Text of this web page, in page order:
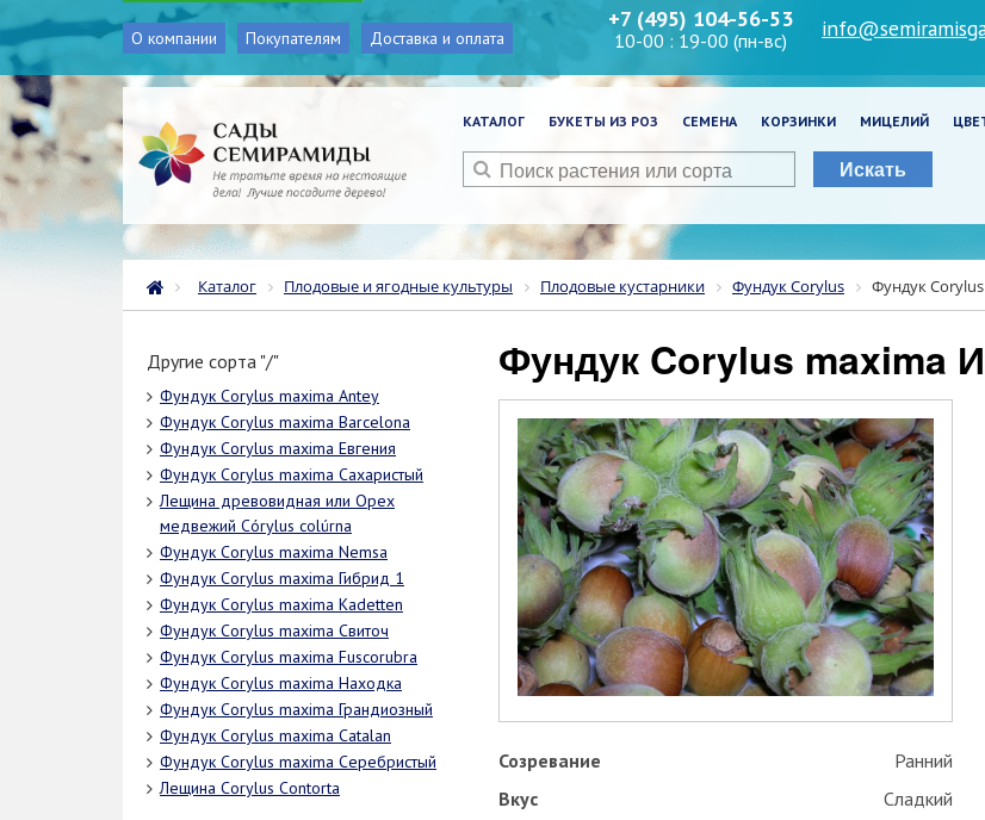
О компании Покупателям Доставка и оплата
+7 (495) 104-56-53
10-00 : 19-00 (пн-вс)
КАТАЛОГ БУКЕТЫ ИЗ РОЗ СЕМЕНА КОРЗИНКИ МИЦЕЛИЙ
Искать
Каталог Плодовые и ягодные культуры Плодовые кустарники Фундук Corylus Фундук
Другие сорта "/"
Фундук Corylus maxima Antey
Фундук Corylus maxima Barcelona
Фундук Corylus maxima Евгения
Фундук Corylus maxima Сахаристый
Лещина древовидная или Орех
медвежий Córylus colúrna
Фундук Corylus maxima Nemsa
Фундук Corylus maxima Гибрид 1
Фундук Corylus maxima Кadetten
Фундук Corylus maxima Свиточ
Фундук Corylus maxima Fuscorubra
Фундук Corylus maxima Находка
Фундук Corylus maxima Грандиозный
Фундук Corylus maxima Catalan
Фундук Corylus maxima Серебристый
Лещина Corylus Contorta
Фундук Corylus maxima
Созревание
Ранний
Вкус
Сладкий